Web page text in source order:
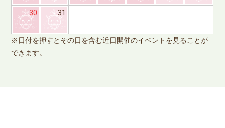
30 31
※日付を押すとその日を含む近日開催のイベントを見ることが
できます。